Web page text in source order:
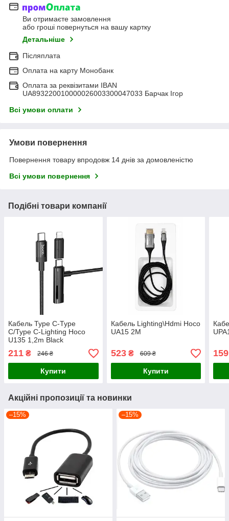
Ви отримаєте замовлення
або гроші повернуться на вашу картку
Детальніше
Післяплата
Оплата на карту Монобанк
Оплата за реквізитами IBAN
UA893220010000026003300047033 Барчак Ігор
Всі умови оплати
Умови повернення
Повернення товару впродовж 14 днів за домовленістю
Всі умови повернення
Подібні товари компанії
Кабель Type C-Type
C/Type C-Lighting Hoco
U135 1,2m Black
211 ₴ 246 ₴
Купити
Кабель Lighting\Hdmi Hoco
UA15 2M
523₴ 609 ₴
Купити
159
Акційні пропозиції та новинки
–15% –15%